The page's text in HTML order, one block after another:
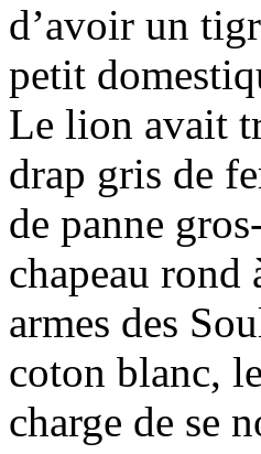
d’avoir un
petit
Le lion avait
drap gris de
de panne
chapeau rond
armes des
coton blanc,
charge de se